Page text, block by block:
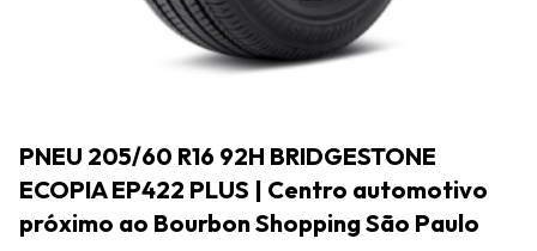
PNEU 205/60 R16 92H BRIDGESTONE
ECOPIA EP422 PLUS | Centro automotivo
próximo ao Bourbon Shopping São Paulo